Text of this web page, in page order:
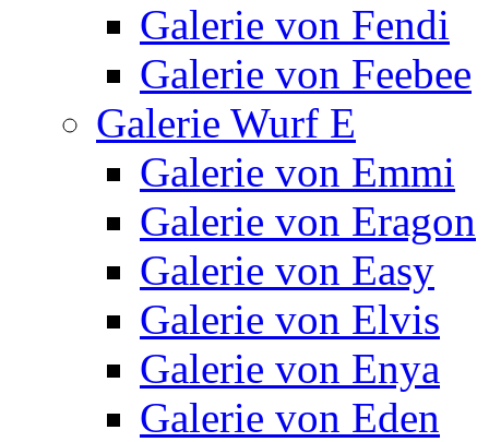
Galerie von Fendi
Galerie von Feebee
Galerie Wurf E
Galerie von Emmi
Galerie von Eragon
Galerie von Easy
Galerie von Elvis
Galerie von Enya
Galerie von Eden